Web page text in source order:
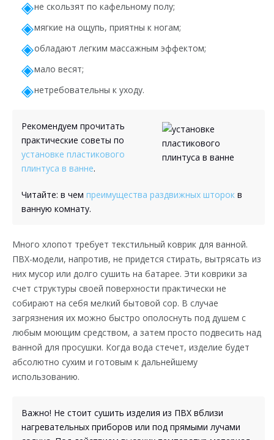
не скользят по кафельному полу;
мягкие на ощупь, приятны к ногам;
обладают легким массажным эффектом;
мало весят;
нетребовательны к уходу.
Рекомендуем прочитать
практические советы по
установке пластикового
плинтуса в ванне.
Читайте: в чем преимущества раздвижных шторок в
ванную комнату.
Много хлопот требует текстильный коврик для ванной.
ПВХ-модели, напротив, не придется стирать, вытрясать из
них мусор или долго сушить на батарее. Эти коврики за
счет структуры своей поверхности практически не
собирают на себя мелкий бытовой сор. В случае
загрязнения их можно быстро ополоснуть под душем с
любым моющим средством, а затем просто подвесить над
ванной для просушки. Когда вода стечет, изделие будет
абсолютно сухим и готовым к дальнейшему
использованию.
Важно! Не стоит сушить изделия из ПВХ вблизи
нагревательных приборов или под прямыми лучами